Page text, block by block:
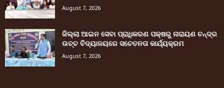
August 7, 2026
ଜିଲ୍ଲା ଆଇନ ସେବା ପ୍ରାଧିକରଣ ପକ୍ଷରୁ ନାରାୟଣ ଚନ୍ଦ୍ର
ଉଚ୍ଚ ବିଦ୍ୟାଳୟରେ ସଚେତନତା କାର୍ଯ୍ୟକ୍ରମ
August 7, 2026